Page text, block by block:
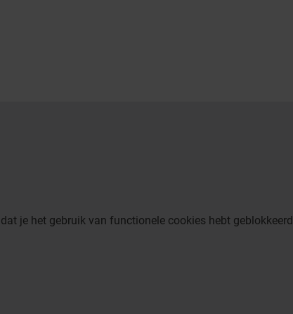
je het gebruik van functionele cookies hebt geblokkeerd.